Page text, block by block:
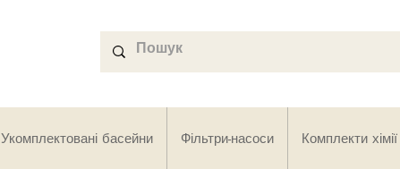
Укомплектовані басейни Фільтри-насоси Комплекти хімії